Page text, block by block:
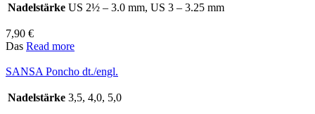
Nadelstärke US 2½ – 3.0 mm, US 3 – 3.25 mm
7,90 €
Das Read more
SANSA Poncho dt./engl.
Nadelstärke 3,5, 4,0, 5,0